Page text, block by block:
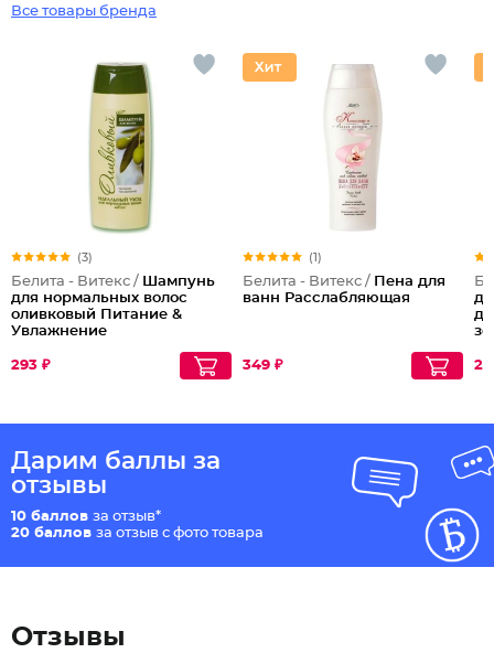
Все товары бренда
(3)
Белита - Витекс / Шампунь
для нормальных волос
оливковый Питание &
Увлажнение
293 ₽
(1)
Белита - Витекс / Пена для
ванн Расслабляющая
349 ₽
Дарим баллы за
отзывы
10 баллов за отзыв*
20 баллов за отзыв с фото товара
Отзывы